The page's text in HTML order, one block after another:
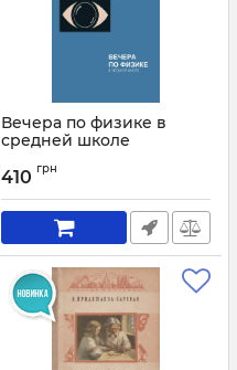
Вечера по физике в
средней школе
410 грн